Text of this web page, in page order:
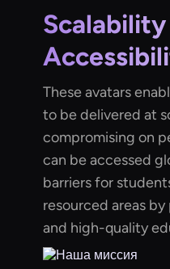
These avatars
to be delivered at
compromising on
can be accessed
barriers for
resourced areas
and high-quality